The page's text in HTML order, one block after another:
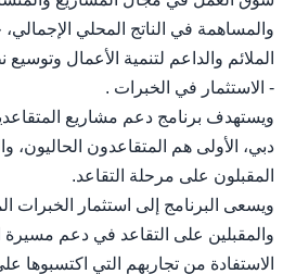
والمساهمة في الناتج المحلي
الملائم والداعم لتنمية الأعمال وتوسيع
- الاستثمار في الخبرات .
ويستهدف برنامج دعم مشاريع
دبي، الأولى هم المتقاعدون الحاليون،
المقبلون على مرحلة التقاعد.
ويسعى البرنامج إلى استثمار الخبرات
والمقبلين على التقاعد في دعم مسيرة
الاستفادة من تجاربهم التي اكتسبوها